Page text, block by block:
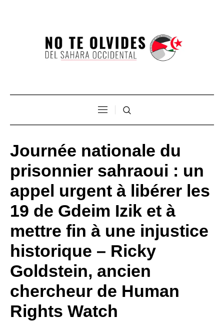
Journée nationale du
prisonnier sahraoui : un
appel urgent à libérer les
19 de Gdeim Izik et à
mettre fin à une injustice
historique – Ricky
Goldstein, ancien
chercheur de Human
Rights Watch